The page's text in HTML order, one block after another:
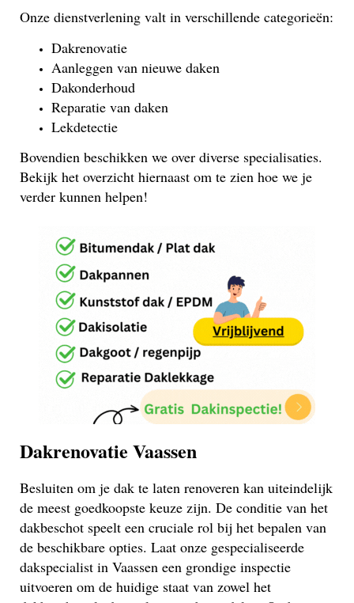
Onze dienstverlening valt in verschillende categorieën:
Dakrenovatie
Aanleggen van nieuwe daken
Dakonderhoud
Reparatie van daken
Lekdetectie
Bovendien beschikken we over diverse specialisaties.
Bekijk het overzicht hiernaast om te zien hoe we je
verder kunnen helpen!
Dakrenovatie Vaassen
Besluiten om je dak te laten renoveren kan uiteindelijk
de meest goedkoopste keuze zijn. De conditie van het
dakbeschot speelt een cruciale rol bij het bepalen van
de beschikbare opties. Laat onze gespecialiseerde
dakspecialist in Vaassen een grondige inspectie
uitvoeren om de huidige staat van zowel het